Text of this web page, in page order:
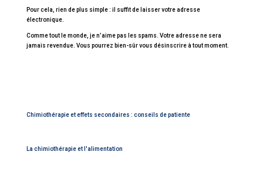
Pour cela, rien de plus simple : il suffit de laisser votre adresse
électronique.
Comme tout le monde, je n’aime pas les spams. Votre adresse ne sera
jamais revendue. Vous pourrez bien-sûr vous désinscrire à tout moment.
Chimiothérapie et effets secondaires : conseils de patiente
La chimiothérapie et l'alimentation